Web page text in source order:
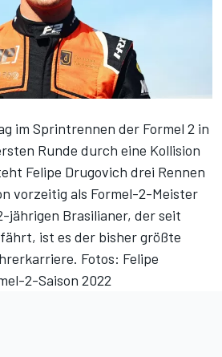
im Sprintrennen der Formel 2 in
Runde durch eine Kollision
Felipe Drugovich drei Rennen
vorzeitig als Formel-2-Meister
jährigen Brasilianer, der seit
ist es der bisher größte
Fotos: Felipe
2-Saison 2022